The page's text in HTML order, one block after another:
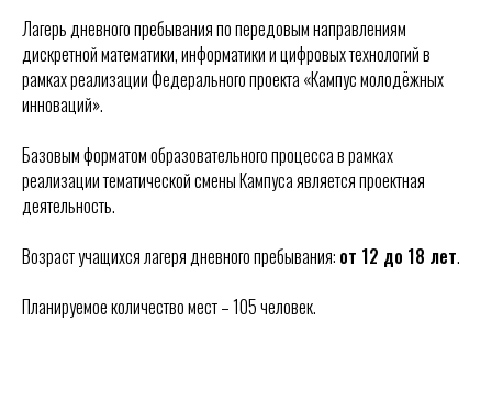
Лагерь дневного пребывания по передовым направлениям
дискретной математики, информатики и цифровых технологий в
рамках реализации Федерального проекта «Кампус молодёжных
инноваций».
Базовым форматом образовательного процесса в рамках
реализации тематической смены Кампуса является проектная
деятельность.
Возраст учащихся лагеря дневного пребывания: от 12 до 18 лет.
Планируемое количество мест – 105 человек.